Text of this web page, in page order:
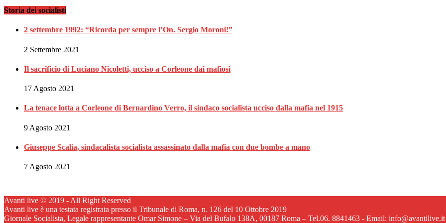
Storia dei socialisti
2 settembre 1992: “Ricorda per sempre l’On. Sergio Moroni!”
2 Settembre 2021
Il sacrificio di Luciano Nicoletti, ucciso a Corleone dai mafiosi
17 Agosto 2021
La tenace lotta a Corleone di Bernardino Verro, il sindaco socialista ucciso dalla mafia nel 1915
9 Agosto 2021
Giuseppe Scalia, sindacalista socialista assassinato dalla mafia con due bombe a mano
7 Agosto 2021
Avanti live © 2019 - All Right Reserved
Avanti live è una testata registrata presso il Tribunale di Roma, n. 126 del 10 Ottobre 2019
Giornale Socialista, Legale rappresentante Omar Simone – Via del Bufalo 138A, 00187 Roma – Tel.06. 8841463 - Email: